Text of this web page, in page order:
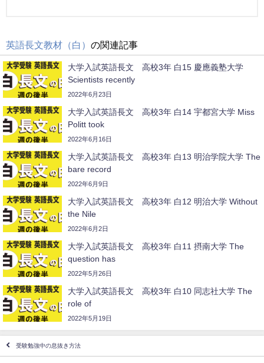
英語長文教材（白） の関連記事
大学入試英語長文 高校3年 白15 慶應義塾大学
Scientists recently
2022年6月23日
大学入試英語長文 高校3年 白14 宇都宮大学 Miss
Politt took
2022年6月16日
大学入試英語長文 高校3年 白13 明治学院大学 The
bare record
2022年6月9日
大学入試英語長文 高校3年 白12 明治大学 Without
the Nile
2022年6月2日
大学入試英語長文 高校3年 白11 摂南大学 The
question has
2022年5月26日
大学入試英語長文 高校3年 白10 同志社大学 The
role of
2022年5月19日
受験勉強中の息抜き方法